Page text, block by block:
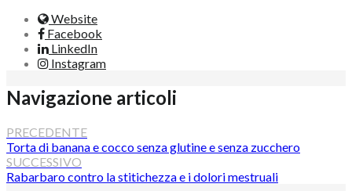
Website
Facebook
LinkedIn
Instagram
Navigazione articoli
PRECEDENTE
Torta di banana e cocco senza glutine e senza zucchero
SUCCESSIVO
Rabarbaro contro la stitichezza e i dolori mestruali